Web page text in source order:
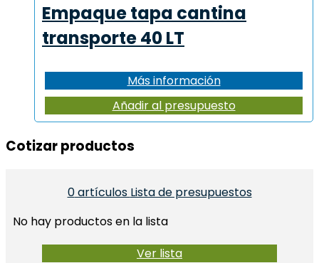
Empaque tapa cantina
transporte 40 LT
Más información
Añadir al presupuesto
Cotizar productos​
0artículos Lista de presupuestos
No hay productos en la lista
Ver lista